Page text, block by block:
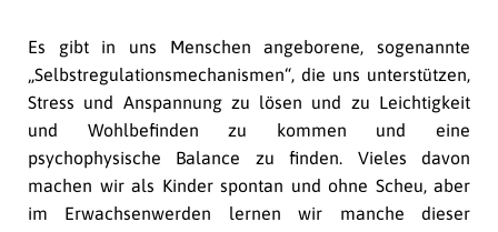
Es gibt in uns Menschen angeborene, sogenannte
„Selbstregulationsmechanismen“, die uns unterstützen,
Stress und Anspannung zu lösen und zu Leichtigkeit
und Wohlbefinden zu kommen und eine
psychophysische Balance zu finden. Vieles davon
machen wir als Kinder spontan und ohne Scheu, aber
im Erwachsenwerden lernen wir manche dieser